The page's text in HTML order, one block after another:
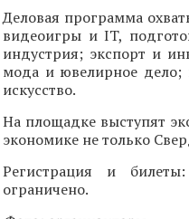
Деловая программа
видеоигры и IT,
индустрия; экспорт и
мода и ювелирное дело;
искусство.
На площадке выступят
экономике не только
Регистрация и билеты:
ограничено.